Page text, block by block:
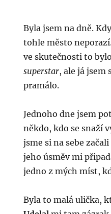
Byla jsem na dně.
tohle město
ve skutečnosti to
superstar, ale já jsem
pramálo.
Jednoho dne jsem
někdo, kdo se snaží
jsme si na sebe
jeho úsměv mi
jedno z mých míst,
Byla to malá ulička,